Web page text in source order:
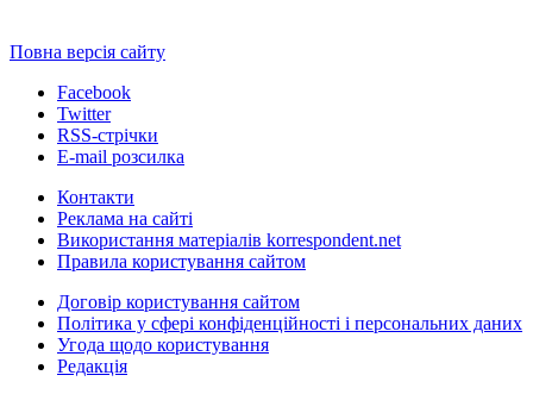
Повна версія сайту
Facebook
Twitter
RSS-стрічки
E-mail розсилка
Контакти
Реклама на сайті
Використання матеріалів korrespondent.net
Правила користування сайтом
Договір користування сайтом
Політика у сфері конфіденційності і персональних даних
Угода щодо користування
Редакція